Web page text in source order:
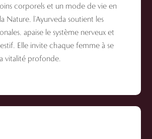
corporels et un mode de vie en
Nature, l’Ayurveda soutient les
apaise le système nerveux et
Elle invite chaque femme à se
vitalité profonde.